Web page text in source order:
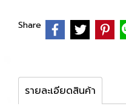
Share
รายละเอียดสินค้า